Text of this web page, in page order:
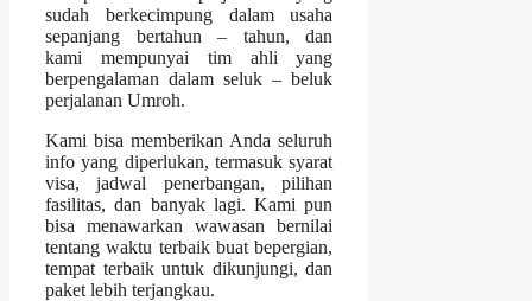
sudah berkecimpung dalam usaha
sepanjang bertahun – tahun, dan
kami mempunyai tim ahli yang
berpengalaman dalam seluk – beluk
perjalanan Umroh.
Kami bisa memberikan Anda seluruh
info yang diperlukan, termasuk syarat
visa, jadwal penerbangan, pilihan
fasilitas, dan banyak lagi. Kami pun
bisa menawarkan wawasan bernilai
tentang waktu terbaik buat bepergian,
tempat terbaik untuk dikunjungi, dan
paket lebih terjangkau.